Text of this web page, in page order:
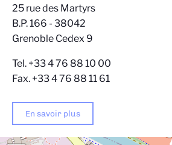
25 rue des Martyrs
B.P. 166 - 38042
Grenoble Cedex 9
Tel. +33 4 76 88 10 00
Fax. +33 4 76 88 11 61
En savoir plus